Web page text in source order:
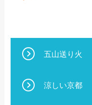
五山送り火
涼しい京都